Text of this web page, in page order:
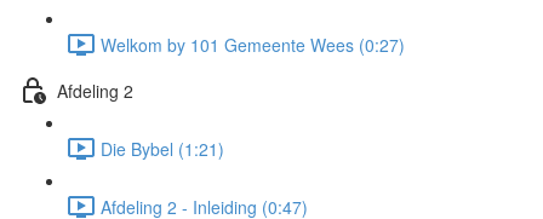
Welkom by 101 Gemeente Wees (0:27)
Afdeling 2
Die Bybel (1:21)
Afdeling 2 - Inleiding (0:47)